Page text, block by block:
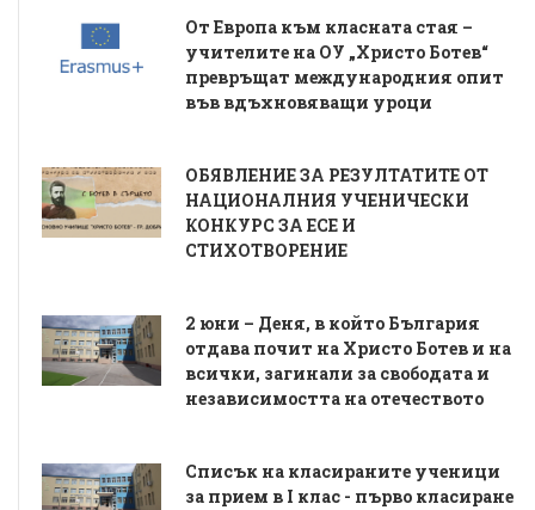
От Европа към класната стая –
учителите на ОУ „Христо Ботев“
превръщат международния опит
във вдъхновяващи уроци
ОБЯВЛЕНИЕ ЗА РЕЗУЛТАТИТЕ ОТ
НАЦИОНАЛНИЯ УЧЕНИЧЕСКИ
КОНКУРС ЗА ЕСЕ И
СТИХОТВОРЕНИЕ
2 юни – Деня, в който България
отдава почит на Христо Ботев и на
всички, загинали за свободата и
независимостта на отечеството
Списък на класираните ученици
за прием в I клас - първо класиране